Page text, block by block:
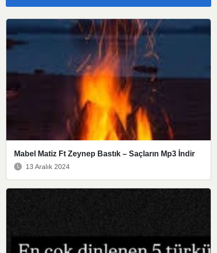
Mabel Matiz Ft Zeynep Bastık – Saçların Mp3 İndir
13 Aralık 2024